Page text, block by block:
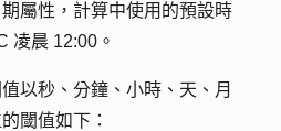
屬性，計算中使用的預設時
凌晨 12:00。
以秒、分鐘、小時、天、月
閾值如下：